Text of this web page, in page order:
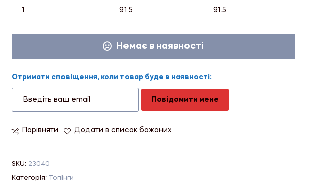
1 91.5 91.5
Немає в наявності
Отримати сповіщення, коли товар буде в наявності:
Повідомити мене
Порівняти Додати в список бажаних
SKU: 23040
Категорія: Топінги